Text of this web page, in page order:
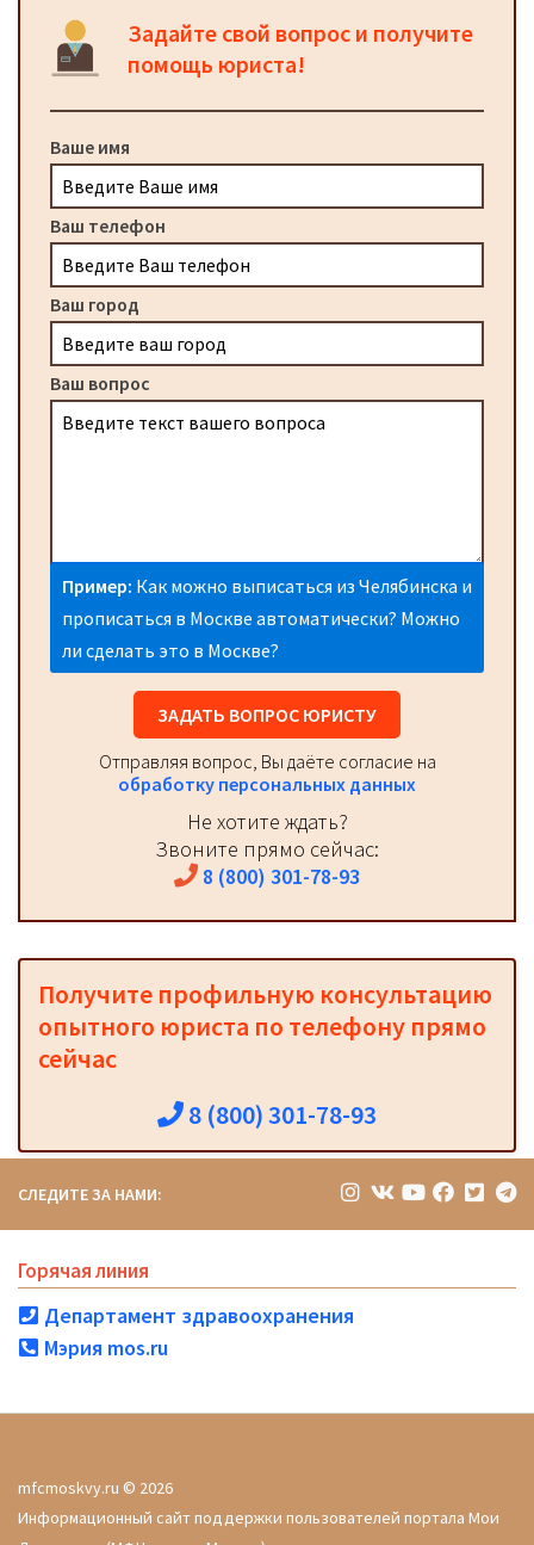
Задайте свой вопрос и получите
помощь юриста!
Ваше имя
Ваш телефон
Ваш город
Ваш вопрос
Пример: Как можно выписаться из Челябинска и
прописаться в Москве автоматически? Можно
ли сделать это в Москве?
ЗАДАТЬ ВОПРОС ЮРИСТУ
Отправляя вопрос, Вы даёте согласие на
обработку персональных данных
Не хотите ждать?
Звоните прямо сейчас:
8 (800) 301-78-93
Получите профильную консультацию
опытного юриста по телефону прямо
сейчас
8 (800) 301-78-93
СЛЕДИТЕ ЗА НАМИ:
Горячая линия
Департамент здравоохранения
Мэрия mos.ru
mfcmoskvy.ru © 2026
Информационный сайт поддержки пользователей портала Мои